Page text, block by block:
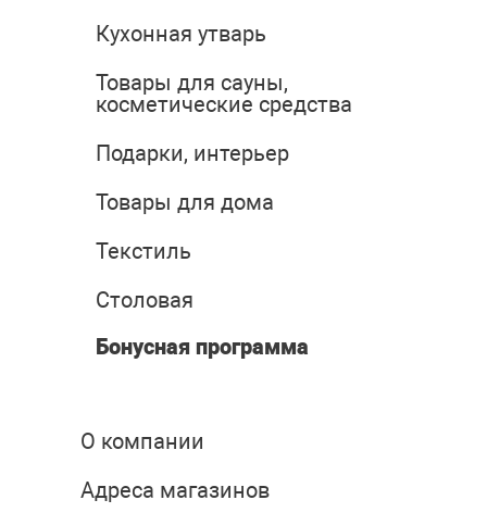
Кухонная утварь
Товары для сауны,
косметические средства
Подарки, интерьер
Товары для дома
Текстиль
Столовая
Бонусная программа
О компании
Адреса магазинов